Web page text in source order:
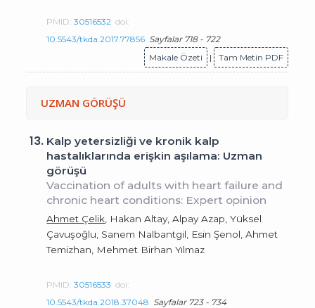
PMID:30516532 doi:
10.5543/tkda.2017.77856 Sayfalar 718 - 722
Makale Özeti
| Tam Metin PDF
UZMAN GÖRÜŞÜ
13. Kalp yetersizliği ve kronik kalp
hastalıklarında erişkin aşılama: Uzman
görüşü
Vaccination of adults with heart failure and
chronic heart conditions: Expert opinion
Ahmet Çelik , Hakan Altay, Alpay Azap, Yüksel
Çavuşoğlu, Sanem Nalbantgil, Esin Şenol, Ahmet
Temizhan, Mehmet Birhan Yılmaz
PMID:30516533 doi:
10.5543/tkda.2018.37048 Sayfalar 723 - 734